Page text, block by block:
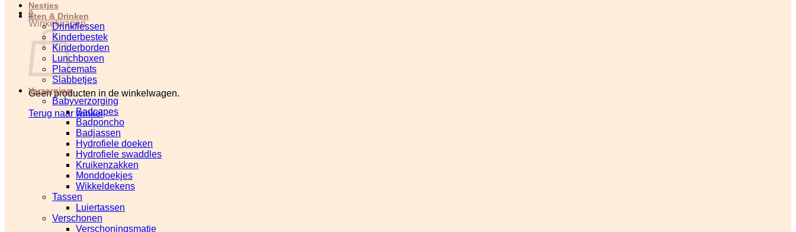
0
Winkelwagen
Geen producten in de winkelwagen.
Terug naar winkel
Nestjes
Eten & Drinken
Drinkflessen
Kinderbestek
Kinderborden
Lunchboxen
Placemats
Slabbetjes
Verzorging
Babyverzorging
Badcapes
Badponcho
Badjassen
Hydrofiele doeken
Hydrofiele swaddles
Kruikenzakken
Monddoekjes
Wikkeldekens
Tassen
Luiertassen
Verschonen
Verschoningsmatje